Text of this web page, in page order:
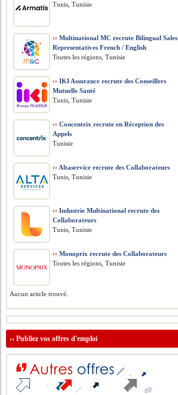
Tunis, Tunisie
›› Multinational MC recrute Bilingual Sales
Representatives French / English
Toutes les régions, Tunisie
›› IKI Assurance recrute des Conseillers
Mutuelle Santé
Tunis, Tunisie
›› Concentrix recrute en Réception des
Appels
Tunisie
›› Altaservice recrute des Collaborateurs
Tunis, Tunisie
›› Industrie Multinational recrute des
Collaborateurs
Tunis, Tunisie
›› Monoprix recrute des Collaborateurs
Toutes les régions, Tunisie
Aucun article trouvé.
››Publiez vos offres d'emploi